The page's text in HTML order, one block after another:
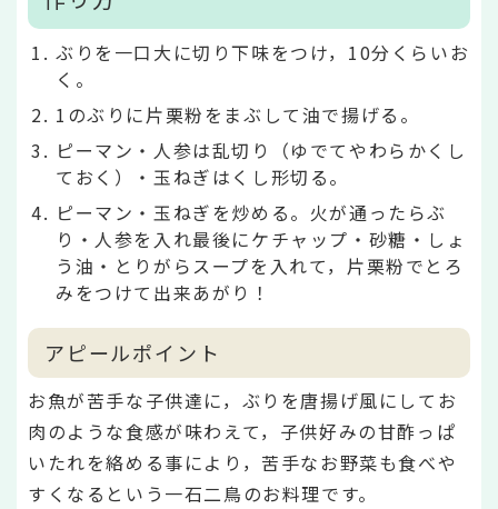
ぶりを一口大に切り下味をつけ，10分くらいお
く。
1のぶりに片栗粉をまぶして油で揚げる。
ピーマン・人参は乱切り（ゆでてやわらかくし
ておく）・玉ねぎはくし形切る。
ピーマン・玉ねぎを炒める。火が通ったらぶ
り・人参を入れ最後にケチャップ・砂糖・しょ
う油・とりがらスープを入れて，片栗粉でとろ
みをつけて出来あがり！
アピールポイント
お魚が苦手な子供達に，ぶりを唐揚げ風にしてお
肉のような食感が味わえて，子供好みの甘酢っぱ
いたれを絡める事により，苦手なお野菜も食べや
すくなるという一石二鳥のお料理です。